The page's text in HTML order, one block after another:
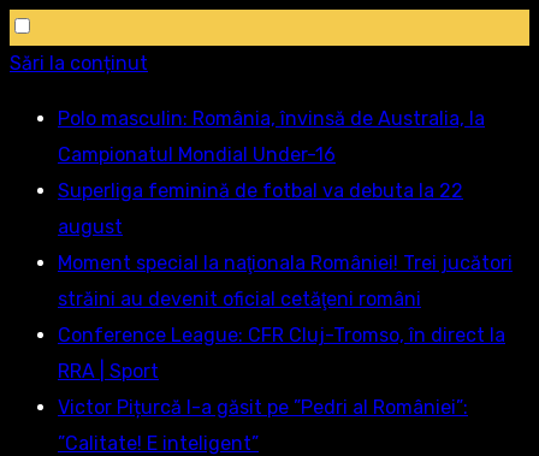
Sări la conținut
Polo masculin: România, învinsă de Australia, la
Campionatul Mondial Under-16
Superliga feminină de fotbal va debuta la 22
august
Moment special la naţionala României! Trei jucători
străini au devenit oficial cetăţeni români
Conference League: CFR Cluj-Tromso, în direct la
RRA | Sport
Victor Pițurcă l-a găsit pe ”Pedri al României”:
”Calitate! E inteligent”